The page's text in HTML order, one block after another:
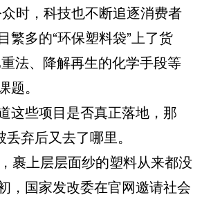
时，科技也不断追逐消费者
繁多的“环保塑料袋”上了货
法、降解再生的化学手段等
。
些项目是否真正落地，那
弃后又去了哪里。
上层层面纱的塑料从来都没
，国家发改委在官网邀请社会